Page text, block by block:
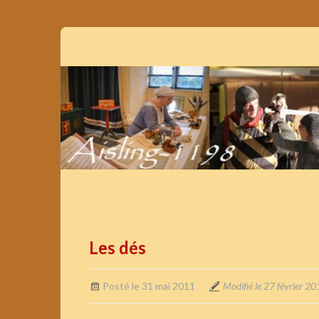
Les dés
Posté le 31 mai 2011 Modifié le 27 février